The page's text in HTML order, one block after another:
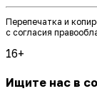
Перепечатка и
с согласия
16+
Ищите нас в